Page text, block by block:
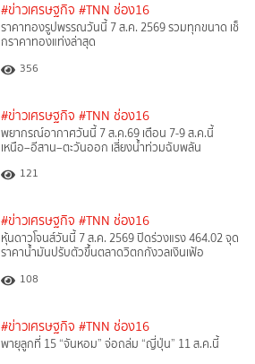
#ข่าวเศรษฐกิจ #TNN ช่อง16
ราคาทองรูปพรรณวันนี้ 7 ส.ค. 2569 รวมทุกขนาด เช็
กราคาทองแท่งล่าสุด
356
#ข่าวเศรษฐกิจ #TNN ช่อง16
พยากรณ์อากาศวันนี้ 7 ส.ค.69 เตือน 7-9 ส.ค.นี้
เหนือ–อีสาน–ตะวันออก เสี่ยงน้ำท่วมฉับพลัน
121
#ข่าวเศรษฐกิจ #TNN ช่อง16
หุ้นดาวโจนส์วันนี้ 7 ส.ค. 2569 ปิดร่วงแรง 464.02 จุด
ราคาน้ำมันปรับตัวขึ้นตลาดวิตกกังวลเงินเฟ้อ
108
#ข่าวเศรษฐกิจ #TNN ช่อง16
พายุลูกที่ 15 “จันหอม” จ่อถล่ม “ญี่ปุ่น” 11 ส.ค.นี้